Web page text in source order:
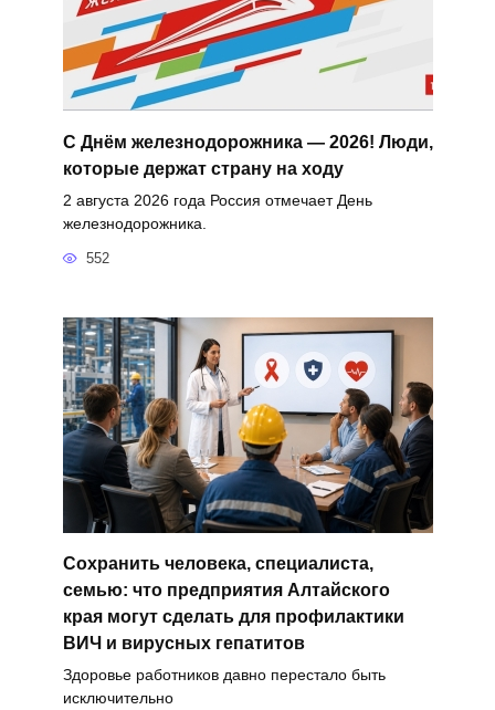
С Днём железнодорожника — 2026! Люди,
которые держат страну на ходу
2 августа 2026 года Россия отмечает День
железнодорожника.
552
Сохранить человека, специалиста,
семью: что предприятия Алтайского
края могут сделать для профилактики
ВИЧ и вирусных гепатитов
Здоровье работников давно перестало быть
исключительно